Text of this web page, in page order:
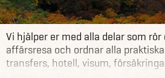
Vi hjälper er med alla delar som
affärsresa och ordnar alla
transfers, hotell, visum,